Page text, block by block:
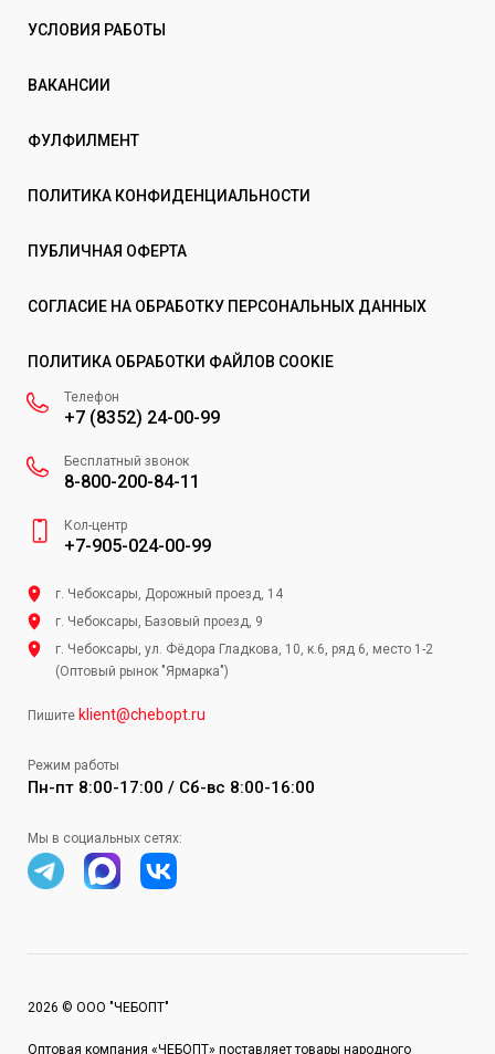
УСЛОВИЯ РАБОТЫ
ВАКАНСИИ
ФУЛФИЛМЕНТ
ПОЛИТИКА КОНФИДЕНЦИАЛЬНОСТИ
ПУБЛИЧНАЯ ОФЕРТА
СОГЛАСИЕ НА ОБРАБОТКУ ПЕРСОНАЛЬНЫХ ДАННЫХ
ПОЛИТИКА ОБРАБОТКИ ФАЙЛОВ COOKIE
Телефон
+7 (8352) 24-00-99
Бесплатный звонок
8-800-200-84-11
Кол-центр
+7-905-024-00-99
г. Чебоксары, Дорожный проезд, 14
г. Чебоксары, Базовый проезд, 9
г. Чебоксары, ул. Фёдора Гладкова, 10, к.6, ряд 6, место 1-2
(Оптовый рынок "Ярмарка")
Пишите klient@chebopt.ru
Режим работы
Пн-пт 8:00-17:00 / Сб-вс 8:00-16:00
Мы в социальных сетях:
2026 © ООО "ЧЕБОПТ"
Оптовая компания «ЧЕБОПТ» поставляет товары народного